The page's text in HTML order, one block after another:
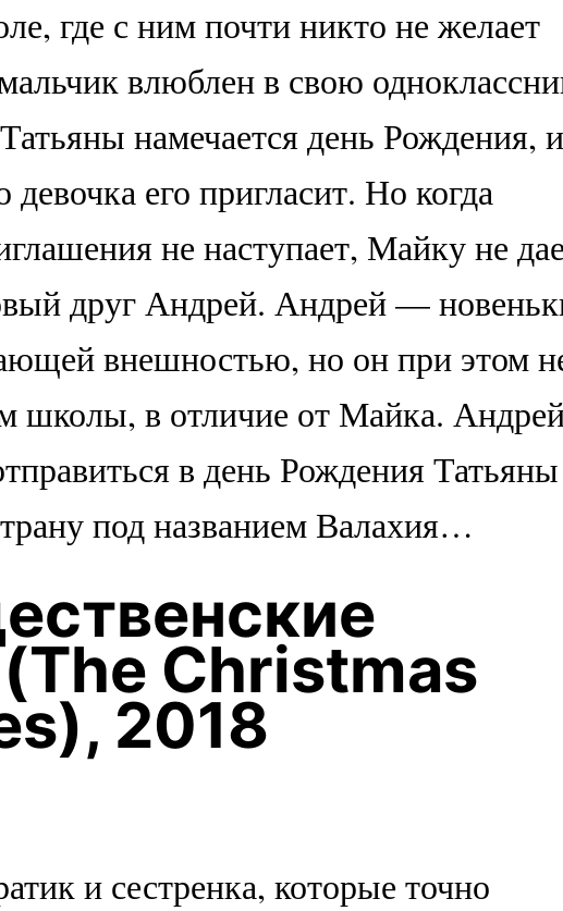
где с ним почти никто не желает
влюблен в свою
намечается день Рождения, и
его пригласит. Но когда
не наступает, Майку не
друг Андрей. Андрей —
внешностью, но он при этом
школы, в отличие от Майка.
в день Рождения
под названием Валахия…
Christmas
2018
и сестренка, которые точно